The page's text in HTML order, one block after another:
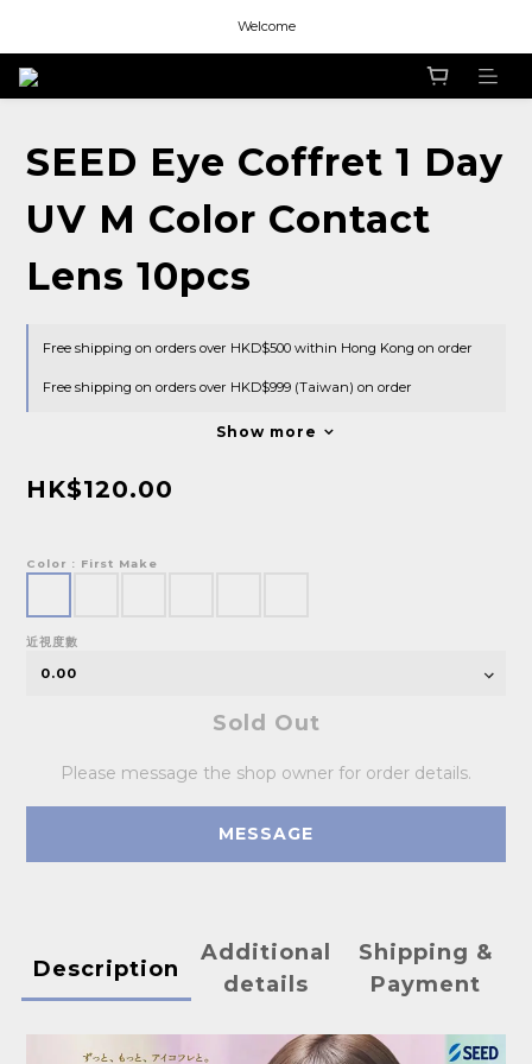
Welcome
Welcome
SEED Eye Coffret 1 Day
UV M Color Contact
Lens 10pcs
Free shipping on orders over HKD$500 within Hong Kong on order
Free shipping on orders over HKD$999 (Taiwan) on order
Show more
HK$120.00
Color : First Make
近視度數
Sold Out
Please message the shop owner for order details.
MESSAGE
Description
Additional
details
Shipping &
Payment